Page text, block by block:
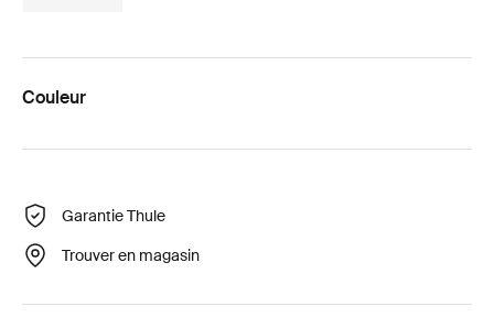
Couleur
Garantie Thule
Trouver en magasin